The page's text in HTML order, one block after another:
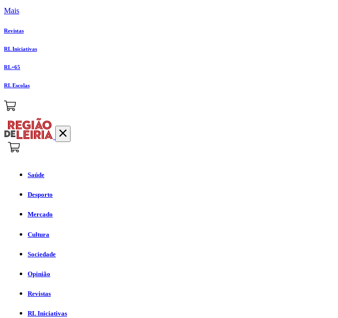
Mais
Revistas
RL Iniciativas
RL+65
RL Escolas
Saúde
Desporto
Mercado
Cultura
Sociedade
Opinião
Revistas
RL Iniciativas